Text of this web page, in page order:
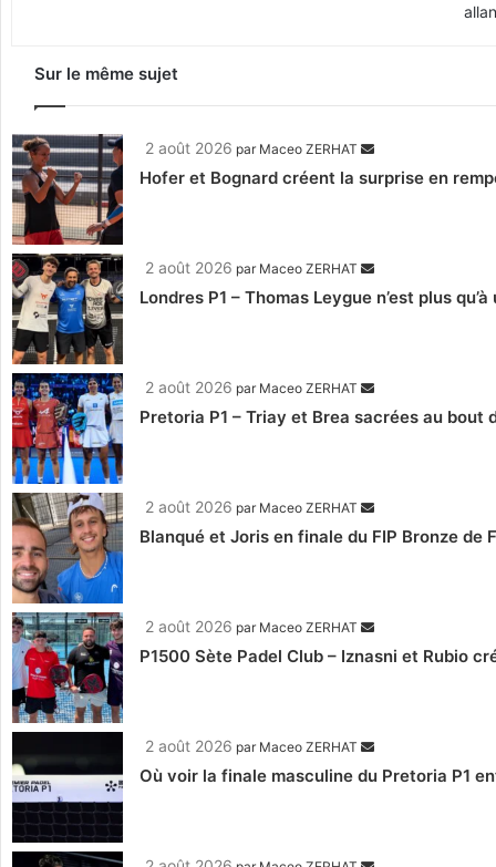
Sur le même sujet
2 août 2026 par Maceo ZERHAT
Hofer et Bognard créent la surprise en
2 août 2026 par Maceo ZERHAT
Londres P1 – Thomas Leygue n’est plus
2 août 2026 par Maceo ZERHAT
Pretoria P1 – Triay et Brea sacrées au
2 août 2026 par Maceo ZERHAT
Blanqué et Joris en finale du FIP Bronze de
2 août 2026 par Maceo ZERHAT
P1500 Sète Padel Club – Iznasni et Rubio
2 août 2026 par Maceo ZERHAT
Où voir la finale masculine du Pretoria P1